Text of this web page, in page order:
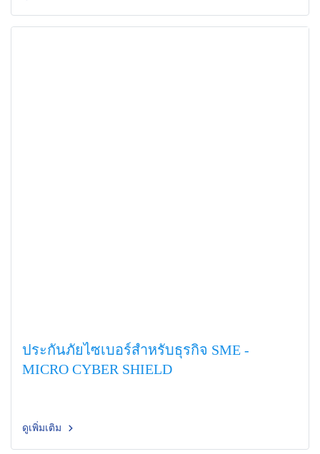
ประกันภัยไซเบอร์สำหรับธุรกิจ SME -
MICRO CYBER SHIELD
ดูเพิ่มเติม